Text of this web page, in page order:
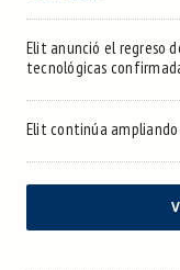
Elit anunció el regreso
tecnológicas
Elit continúa